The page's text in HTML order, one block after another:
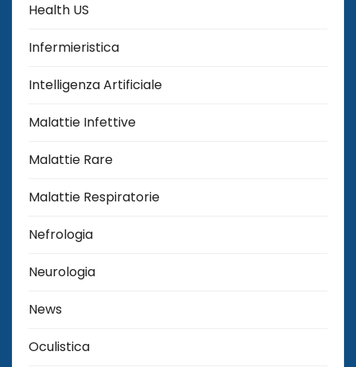
Health US
Infermieristica
Intelligenza Artificiale
Malattie Infettive
Malattie Rare
Malattie Respiratorie
Nefrologia
Neurologia
News
Oculistica